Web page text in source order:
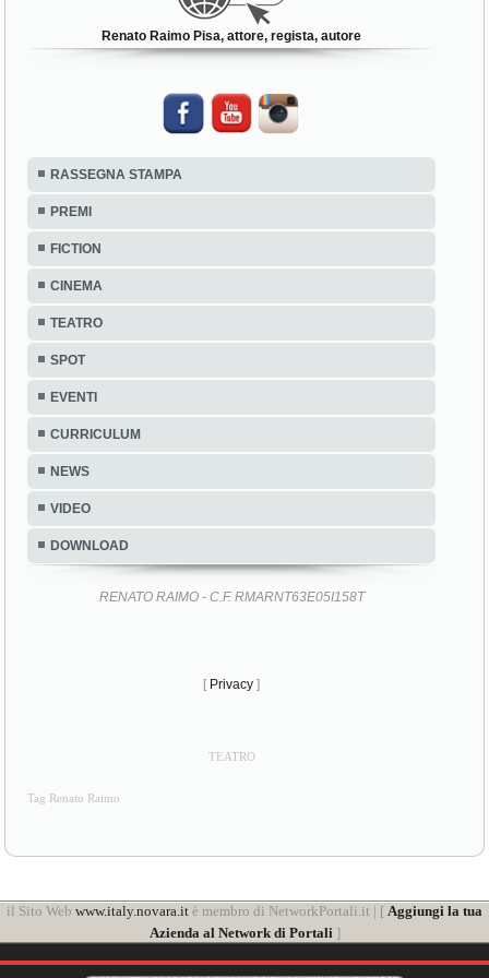
Renato Raimo Pisa, attore, regista, autore
RASSEGNA STAMPA
PREMI
FICTION
CINEMA
TEATRO
SPOT
EVENTI
CURRICULUM
NEWS
VIDEO
DOWNLOAD
RENATO RAIMO - C.F. RMARNT63E05I158T
[ Privacy ]
TEATRO
Tag Renato Raimo
il Sito Web www.italy.novara.it è membro di NetworkPortali.it | [ Aggiungi la tua
Azienda al Network di Portali]